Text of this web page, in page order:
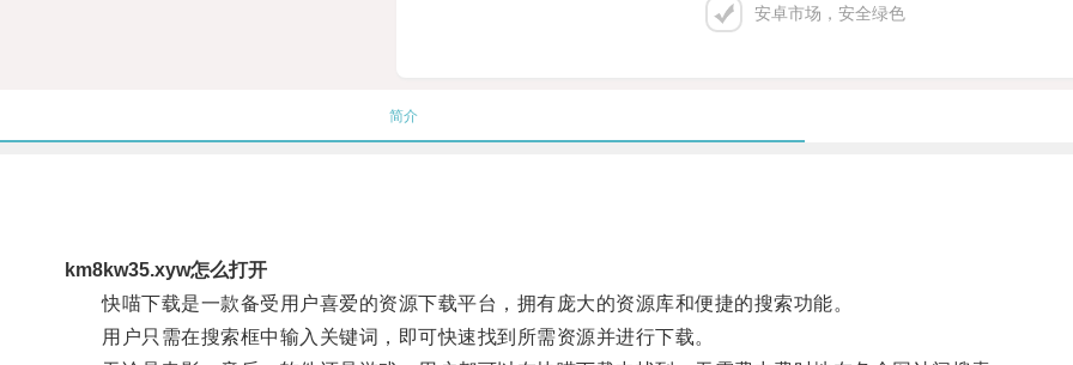
安卓市场，安全绿色
简介
km8kw35.xyw怎么打开
快喵下载是一款备受用户喜爱的资源下载平台，拥有庞大的资源库和便捷的搜索功能。
用户只需在搜索框中输入关键词，即可快速找到所需资源并进行下载。